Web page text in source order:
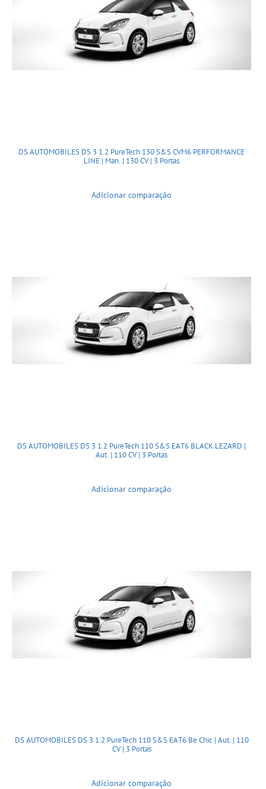
DS AUTOMOBILES DS 3 1.2 PureTech 130 S&S CVM6 PERFORMANCE
LINE | Man. | 130 CV | 3 Portas
Adicionar comparação
DS AUTOMOBILES DS 3 1.2 PureTech 110 S&S EAT6 BLACK LEZARD |
Aut. | 110 CV | 3 Portas
Adicionar comparação
DS AUTOMOBILES DS 3 1.2 PureTech 110 S&S EAT6 Be Chic | Aut. | 110
CV | 3 Portas
Adicionar comparação